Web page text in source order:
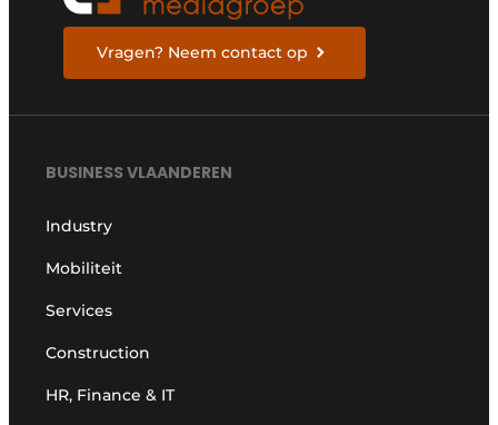
Vragen? Neem contact op
BUSINESS VLAANDEREN
Industry
Mobiliteit
Services
Construction
HR, Finance & IT